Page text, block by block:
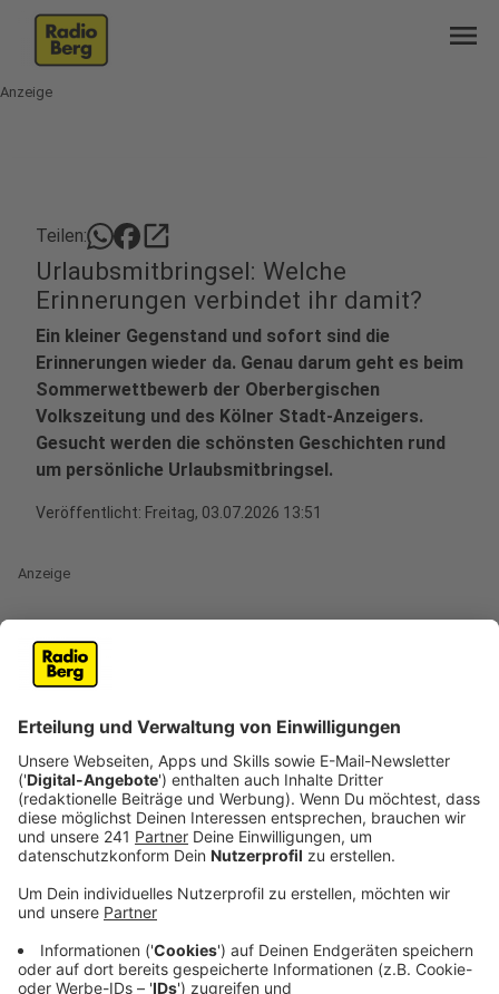
menu
Anzeige
Teilen: open_in_new
Urlaubsmitbringsel: Welche
Erinnerungen verbindet ihr damit?
Ein kleiner Gegenstand und sofort sind die
Erinnerungen wieder da. Genau darum geht es beim
Sommerwettbewerb der Oberbergischen
Volkszeitung und des Kölner Stadt-Anzeigers.
Gesucht werden die schönsten Geschichten rund
um persönliche Urlaubsmitbringsel.
Veröffentlicht: Freitag, 03.07.2026 13:51
Anzeige
Ein alter Wegweiser statt eines klassischen
Souvenirs
Anzeige
Wie besonders so ein Erinnerungsstück sein kann, zeigt
Gabi Wilhelm, Geschäftsführerin der
Tourismusorganisation Das Bergische.
Während eines Wanderurlaubs in Südtirol entdeckten
alten Wegweiser austauschten. Aus einer spontanen
Idee wurde eine ganz besondere Urlaubserinnerung: